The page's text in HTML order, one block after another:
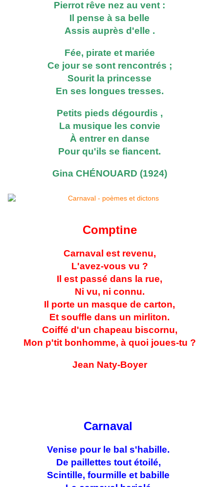
Pierrot rêve nez au vent :
Il pense à sa belle
Assis auprès d'elle .
Fée, pirate et mariée
Ce jour se sont rencontrés ;
Sourit la princesse
En ses longues tresses.
Petits pieds dégourdis ,
La musique les convie
À entrer en danse
Pour qu'ils se fiancent.
Gina CHÉNOUARD (1924)
Comptine
Carnaval est revenu,
L'avez-vous vu ?
Il est passé dans la rue,
Ni vu, ni connu.
Il porte un masque de carton,
Et souffle dans un mirliton.
Coiffé d'un chapeau biscornu,
Mon p'tit bonhomme, à quoi joues-tu ?
Jean Naty-Boyer
Carnaval
Venise pour le bal s'habille.
De paillettes tout étoilé,
Scintille, fourmille et babille